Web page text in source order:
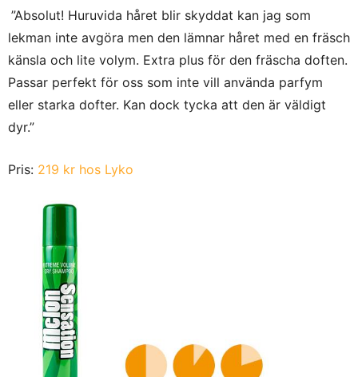
”Absolut! Huruvida håret blir skyddat kan jag som
lekman inte avgöra men den lämnar håret med en fräsch
känsla och lite volym. Extra plus för den fräscha doften.
Passar perfekt för oss som inte vill använda parfym
eller starka dofter. Kan dock tycka att den är väldigt
dyr.”
Pris: 219 kr hos Lyko